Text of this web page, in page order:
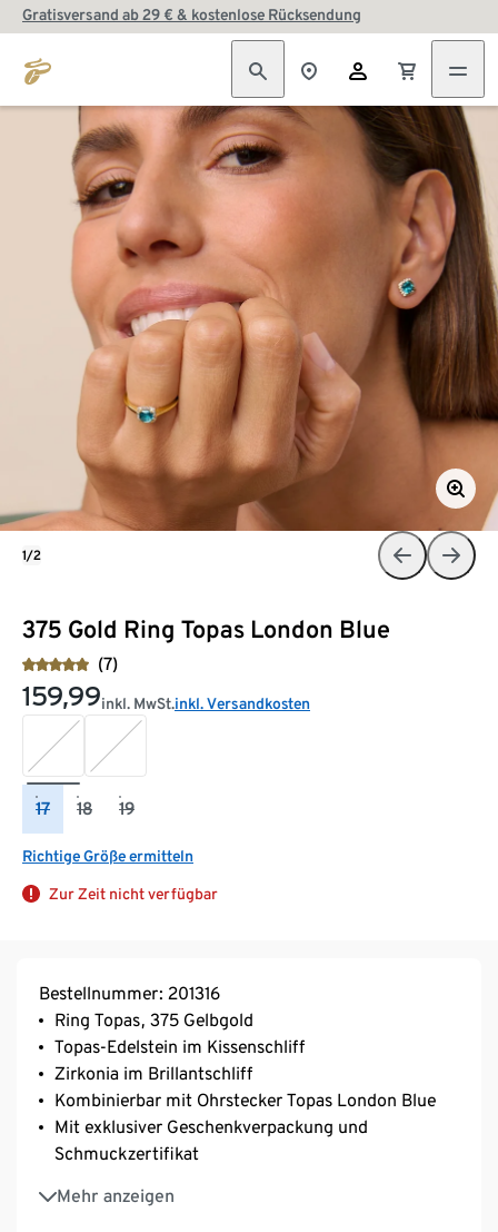
Gratisversand ab 29 € & kostenlose Rücksendung
375 Gold Ring Topas London Blue
(7)
159,99inkl. MwSt.inkl. Versandkosten
17 18 19
Richtige Größe ermitteln
Zur Zeit nicht verfügbar
1/2
Bestellnummer: 201316
Ring Topas, 375 Gelbgold
Topas-Edelstein im Kissenschliff
Zirkonia im Brillantschliff
Kombinierbar mit Ohrstecker Topas London Blue
Mit exklusiver Geschenkverpackung und
Schmuckzertifikat
Mehr anzeigen
375 Gelbgold